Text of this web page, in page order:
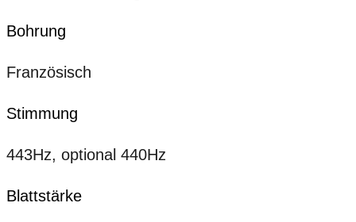
Bohrung
Französisch
Stimmung
443Hz, optional 440Hz
Blattstärke